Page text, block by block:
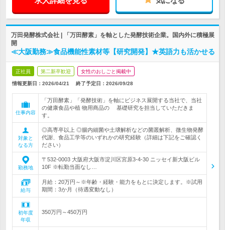
万田発酵株式会社 | 「万田酵素」を軸とした発酵技術企業。国内外に積極展
開
≪大阪勤務≫食品機能性素材等【研究開発】★英語力も活かせる
正社員 第二新卒歓迎 女性のおしごと掲載中
情報更新日：2026/04/21 終了予定日： 2026/09/28
仕事内容
「万田酵素」「発酵技術」を軸にビジネス展開する当社で、当社
の健康食品や植 物用商品の 基礎研究を担当していただきま
す。
対象と
なる方
◎高専卒以上 ◎腸内細菌や土壌解析などの菌叢解析、微生物発酵
代謝、食品工学等のいずれかの研究経験（詳細は下記をご確認く
ださい）
勤務地
〒532-0003 大阪府大阪市淀川区宮原3-4-30 ニッセイ新大阪ビル
10F ※転勤当面なし…
給与
月給：20万円～※年齢・経験・能力をもとに決定します。※試用
期間：3か月（待遇変動なし）
初年度
年収
350万円～450万円